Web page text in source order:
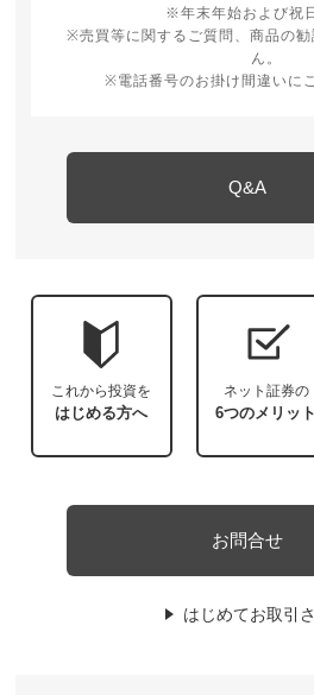
※年末年始および祝
※売買等に関するご質問、商品の
ん。
※電話番号のお掛け間違いに
Q&A
これから投資を
はじめる方へ
ネット証券の
6つのメリット
お問合せ
はじめてお取引